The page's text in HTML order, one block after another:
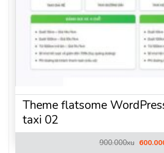
Theme flatsome
taxi 02
900.000xu Giá